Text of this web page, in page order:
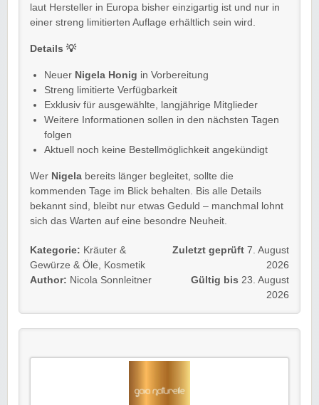
laut Hersteller in Europa bisher einzigartig ist und nur in
einer streng limitierten Auflage erhältlich sein wird.
Details 💡
Neuer Nigela Honig in Vorbereitung
Streng limitierte Verfügbarkeit
Exklusiv für ausgewählte, langjährige Mitglieder
Weitere Informationen sollen in den nächsten Tagen
folgen
Aktuell noch keine Bestellmöglichkeit angekündigt
Wer Nigela bereits länger begleitet, sollte die
kommenden Tage im Blick behalten. Bis alle Details
bekannt sind, bleibt nur etwas Geduld – manchmal lohnt
sich das Warten auf eine besondre Neuheit.
Kategorie: Kräuter &
Gewürze & Öle
Kosmetik
Author: Nicola Sonnleitner
Zuletzt geprüft 7. August
2026
Gültig bis 23. August
2026